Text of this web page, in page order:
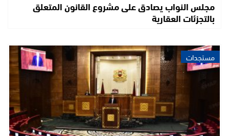
مجلس النواب يصادق على مشروع القانون المتعلق
بالتجزئات العقارية
مستجدات